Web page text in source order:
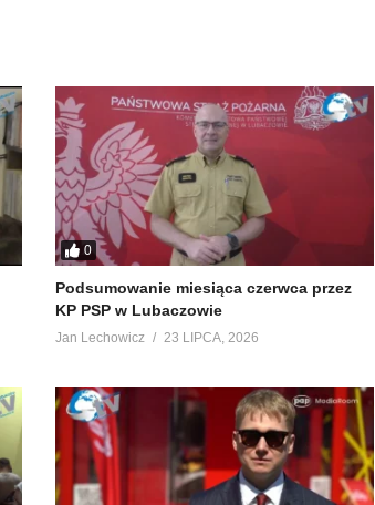
0
Podsumowanie miesiąca czerwca przez
KP PSP w Lubaczowie
Jan Lechowicz 23 LIPCA, 2026